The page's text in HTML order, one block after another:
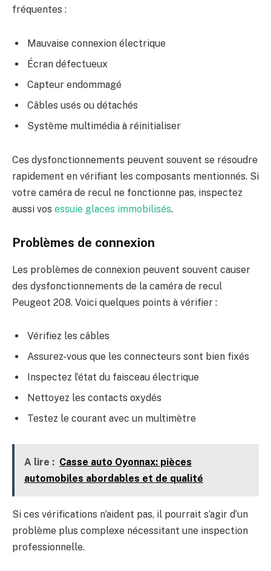
fréquentes :
Mauvaise connexion électrique
Écran défectueux
Capteur endommagé
Câbles usés ou détachés
Système multimédia à réinitialiser
Ces dysfonctionnements peuvent souvent se résoudre
rapidement en vérifiant les composants mentionnés. Si
votre caméra de recul ne fonctionne pas, inspectez
aussi vos essuie glaces immobilisés.
Problèmes de connexion
Les problèmes de connexion peuvent souvent causer
des dysfonctionnements de la caméra de recul
Peugeot 208. Voici quelques points à vérifier :
Vérifiez les câbles
Assurez-vous que les connecteurs sont bien fixés
Inspectez l’état du faisceau électrique
Nettoyez les contacts oxydés
Testez le courant avec un multimètre
A lire : Casse auto Oyonnax: pièces
automobiles abordables et de qualité
Si ces vérifications n’aident pas, il pourrait s’agir d’un
problème plus complexe nécessitant une inspection
professionnelle.